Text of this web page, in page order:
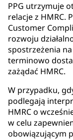
PPG utrzymuje
relacje z HMRC.
Customer
rozwoju
spostrzeżenia
terminowo
zażądać HMRC.
W przypadku,
podlegają
HMRC o
w celu
obowiązującym